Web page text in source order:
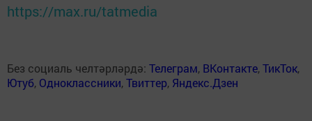
https://max.ru/tatmedia
Без социаль челтәрләрдә: Телеграм, ВКонтакте,ТикТок,
Ютуб, Одноклассники,Твиттер, Яндекс.Дзен